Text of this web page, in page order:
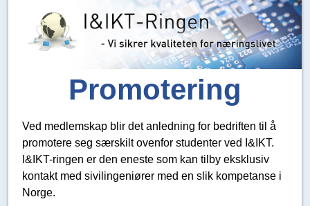
Promotering
Ved medlemskap blir det anledning for bedriften til å
promotere seg særskilt ovenfor studenter ved I&IKT.
I&IKT-ringen er den eneste som kan tilby eksklusiv
kontakt med sivilingeniører med en slik kompetanse i
Norge.